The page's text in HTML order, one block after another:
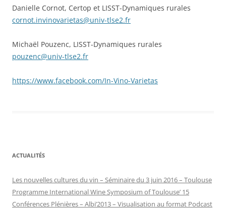
Danielle Cornot, Certop et LISST-Dynamiques rurales
cornot.invinovarietas@univ-tlse2.fr
Michaël Pouzenc, LISST-Dynamiques rurales
pouzenc@univ-tlse2.fr
https://www.facebook.com/In-Vino-Varietas
ACTUALITÉS
Les nouvelles cultures du vin – Séminaire du 3 juin 2016 – Toulouse
Programme International Wine Symposium of Toulouse’ 15
Conférences Plénières – Albi’2013 – Visualisation au format Podcast